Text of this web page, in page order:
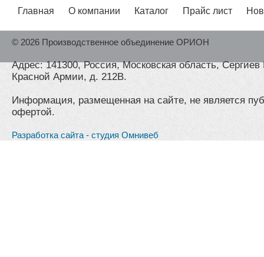
Главная О компании Каталог Прайс лист
© 2026 Производственное объединение ОРИОН
Адрес: 141300, Россия, Московская область,
Красной Армии, д. 212В.
Информация, размещенная на сайте, не является
офертой.
Разработка сайта - студия Омнивеб